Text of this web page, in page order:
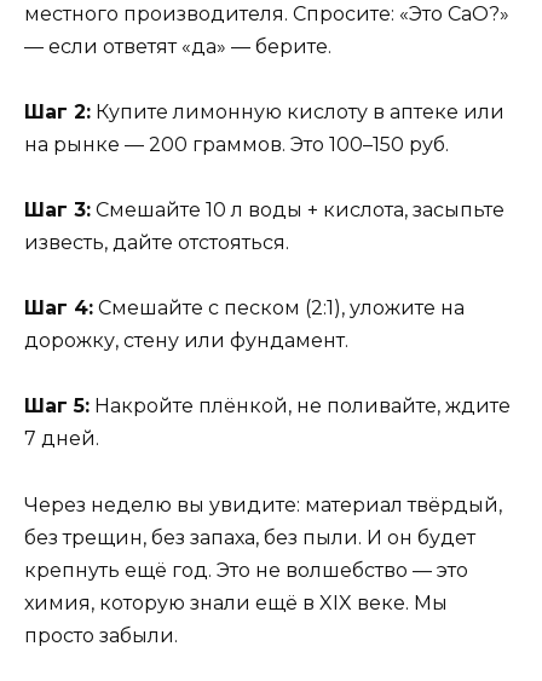
местного производителя. Спросите: «Это CaO?»
— если ответят «да» — берите.
Шаг 2: Купите лимонную кислоту в аптеке или
на рынке — 200 граммов. Это 100–150 руб.
Шаг 3: Смешайте 10 л воды + кислота, засыпьте
известь, дайте отстояться.
Шаг 4: Смешайте с песком (2:1), уложите на
дорожку, стену или фундамент.
Шаг 5: Накройте плёнкой, не поливайте, ждите
7 дней.
Через неделю вы увидите: материал твёрдый,
без трещин, без запаха, без пыли. И он будет
крепнуть ещё год. Это не волшебство — это
химия, которую знали ещё в XIX веке. Мы
просто забыли.